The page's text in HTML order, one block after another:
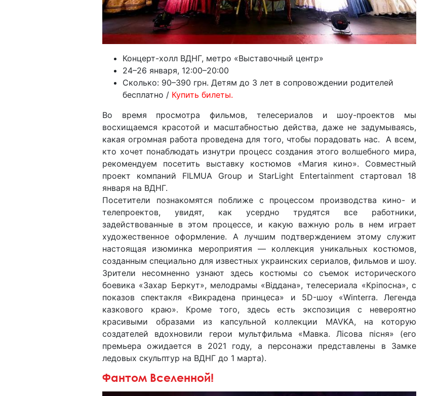
Концерт-холл ВДНГ, метро «Выставочный центр»
24–26 января, 12:00–20:00
Сколько: 90–390 грн. Детям до 3 лет в сопровождении родителей
бесплатно / Купить билеты.
Во время просмотра фильмов, телесериалов и шоу-проектов мы
восхищаемся красотой и масштабностью действа, даже не задумываясь,
какая огромная работа проведена для того, чтобы порадовать нас. А всем,
кто хочет понаблюдать изнутри процесс создания этого волшебного мира,
рекомендуем посетить выставку костюмов «Магия кино». Совместный
проект компаний FILMUA Group и StarLight Entertainment стартовал 18
января на ВДНГ.
Посетители познакомятся поближе с процессом производства кино- и
телепроектов, увидят, как усердно трудятся все работники,
задействованные в этом процессе, и какую важную роль в нем играет
художественное оформление. А лучшим подтверждением этому служит
настоящая изюминка мероприятия — коллекция уникальных костюмов,
созданным специально для известных украинских сериалов, фильмов и шоу.
Зрители несомненно узнают здесь костюмы со съемок исторического
боевика «Захар Беркут», мелодрамы «Віддана», телесериала «Кріпосна», с
показов спектакля «Викрадена принцеса» и 5D-шоу «Winterra. Легенда
казкового краю». Кроме того, здесь есть экспозиция с невероятно
красивыми образами из капсульной коллекции MAVKA, на которую
создателей вдохновили герои мультфильма «Мавка. Лісова пісня» (его
премьера ожидается в 2021 году, а персонажи представлены в Замке
ледовых скульптур на ВДНГ до 1 марта).
Фантом Вселенной!